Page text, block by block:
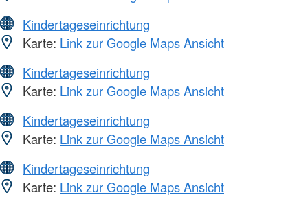
Kindertageseinrichtung
Karte: Link zur Google Maps Ansicht
Kindertageseinrichtung
Karte: Link zur Google Maps Ansicht
Kindertageseinrichtung
Karte: Link zur Google Maps Ansicht
Kindertageseinrichtung
Karte: Link zur Google Maps Ansicht